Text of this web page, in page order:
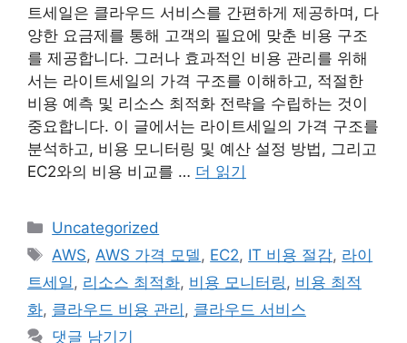
트세일은 클라우드 서비스를 간편하게 제공하며, 다
양한 요금제를 통해 고객의 필요에 맞춘 비용 구조
를 제공합니다. 그러나 효과적인 비용 관리를 위해
서는 라이트세일의 가격 구조를 이해하고, 적절한
비용 예측 및 리소스 최적화 전략을 수립하는 것이
중요합니다. 이 글에서는 라이트세일의 가격 구조를
분석하고, 비용 모니터링 및 예산 설정 방법, 그리고
EC2와의 비용 비교를 … 더 읽기
카
테
리
Uncategorized
태
그
AWS, AWS 가격 모델 , EC2, IT 비용 절감, 라이
트세일 , 리소스 최적화, 비용 모니터링 , 비용 최적
화, 클라우드 비용 관리 , 클라우드 서비스
댓글 남기기